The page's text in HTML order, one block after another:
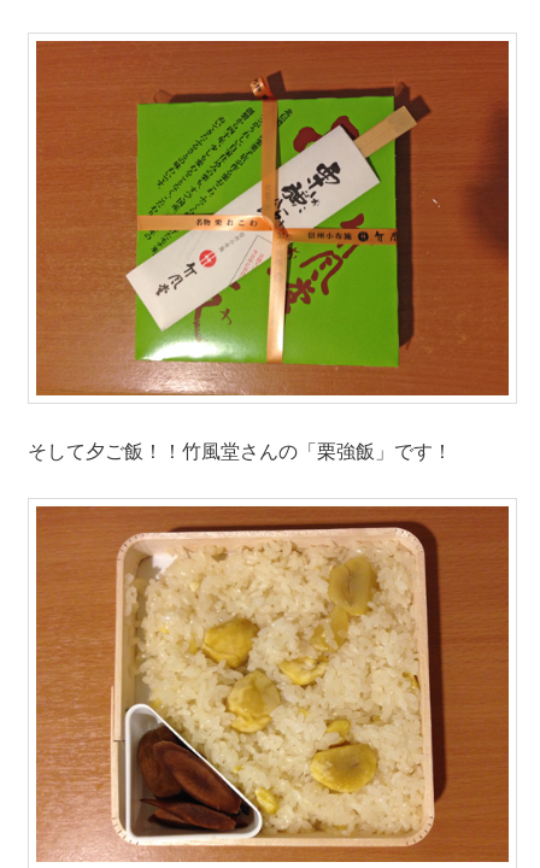
そして夕ご飯！！竹風堂さんの「栗強飯」です！